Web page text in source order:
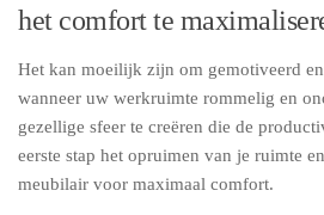
het comfort te
Het kan moeilijk zijn om gemotiveerd
wanneer uw werkruimte rommelig en
gezellige sfeer te creëren die de
eerste stap het opruimen van je ruimte
meubilair voor maximaal comfort.